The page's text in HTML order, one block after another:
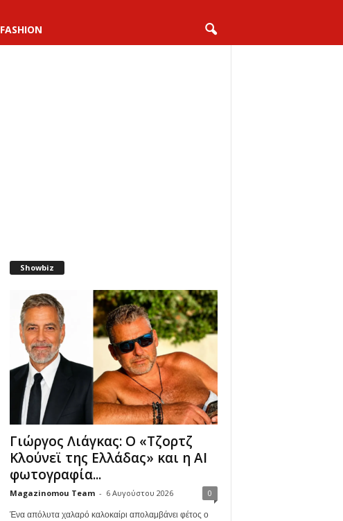
FASHION
Showbiz
Γιώργος Λιάγκας: Ο «Τζορτζ
Κλούνεϊ της Ελλάδας» και η AI
φωτογραφία...
Magazinomou Team - 6 Αυγούστου 2026 0
Ένα απόλυτα χαλαρό καλοκαίρι απολαμβάνει φέτος ο